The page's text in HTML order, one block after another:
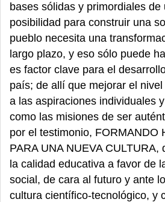
bases sólidas y primordiales
posibilidad para construir una
pueblo necesita una
largo plazo, y eso sólo puede
es factor clave para el
país; de allí que mejorar el
a las aspiraciones individuales
como las misiones de ser
por el testimonio, FORMANDO
PARA UNA NUEVA
la calidad educativa a favor de
social, de cara al futuro y ante
cultura científico-tecnológico, y